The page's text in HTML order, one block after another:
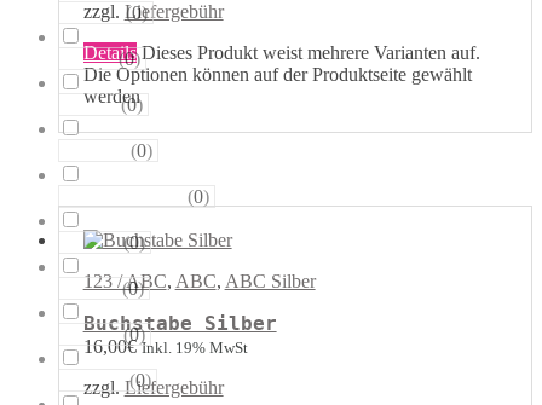
zzgl. Liefergebühr
Details Dieses Produkt weist mehrere Varianten auf.
Die Optionen können auf der Produktseite gewählt
werden
123 / ABC, ABC, ABC Silber
Buchstabe Silber
16,00€ Inkl. 19% MwSt
zzgl. Liefergebühr
Herzen (0)
Sterne (0)
Runde (0)
(0)
(0)
Eckige (0)
Säulen (0)
Portale (0)
Figuren (0)